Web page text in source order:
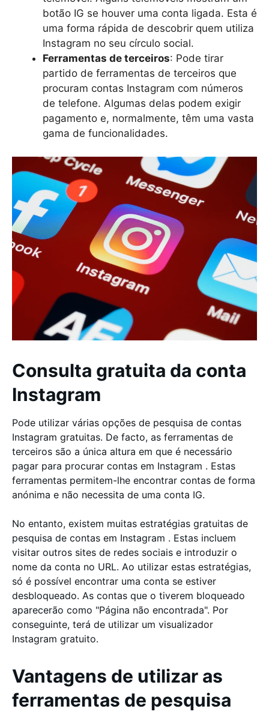
botão IG se houver uma conta ligada. Esta é
uma forma rápida de descobrir quem utiliza
Instagram no seu círculo social.
Ferramentas de terceiros: Pode tirar
partido de ferramentas de terceiros que
procuram contas Instagram com números
de telefone. Algumas delas podem exigir
pagamento e, normalmente, têm uma vasta
gama de funcionalidades.
Consulta gratuita da conta
Instagram
Pode utilizar várias opções de pesquisa de contas
Instagram gratuitas. De facto, as ferramentas de
terceiros são a única altura em que é necessário
pagar para procurar contas em Instagram . Estas
ferramentas permitem-lhe encontrar contas de forma
anónima e não necessita de uma conta IG.
No entanto, existem muitas estratégias gratuitas de
pesquisa de contas em Instagram . Estas incluem
visitar outros sites de redes sociais e introduzir o
nome da conta no URL. Ao utilizar estas estratégias,
só é possível encontrar uma conta se estiver
desbloqueado. As contas que o tiverem bloqueado
aparecerão como "Página não encontrada". Por
conseguinte, terá de utilizar um visualizador
Instagram gratuito.
Vantagens de utilizar as
ferramentas de pesquisa